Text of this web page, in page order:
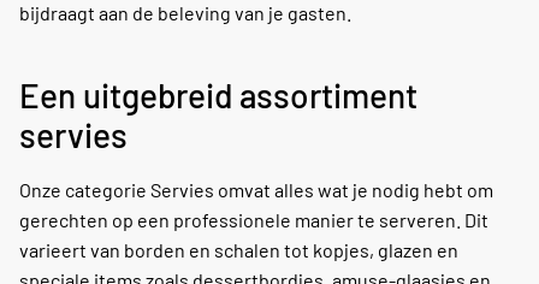
bijdraagt aan de beleving van je gasten.
Een uitgebreid assortiment
servies
Onze categorie Servies omvat alles wat je nodig hebt om
gerechten op een professionele manier te serveren. Dit
varieert van borden en schalen tot kopjes, glazen en